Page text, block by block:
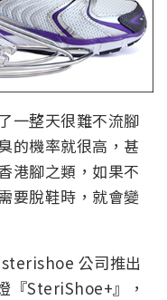
一整天很難不流腳
的機率就很高，甚
港腳之類，如果不
要脫鞋時，就會變
公司推出
『SteriShoe+』，